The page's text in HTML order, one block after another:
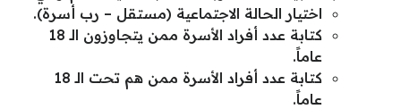
اختيار الحالة الاجتماعية (مستقل – رب أسرة).
كتابة عدد أفراد الأسرة ممن يتجاوزون الـ 18
عاماً.
كتابة عدد أفراد الأسرة ممن هم تحت الـ 18
عاماً.